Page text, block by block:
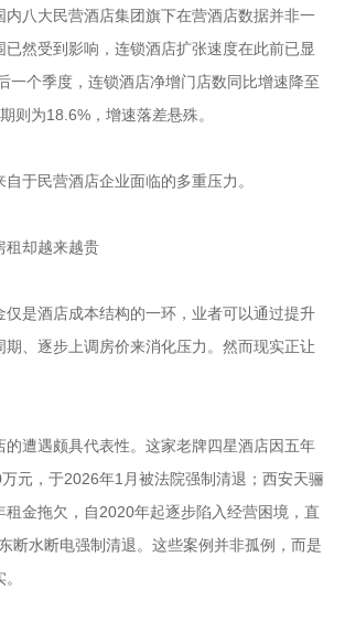
内八大民营酒店集团旗下在营酒店数据并非一
已然受到影响，连锁酒店扩张速度在此前已显
一个季度，连锁酒店净增门店数同比增速降至
则为18.6%，增速落差悬殊。
于民营酒店企业面临的多重压力。
租却越来越贵
仅是酒店成本结构的一环，业者可以通过提升
期、逐步上调房价来消化压力。然而现实正让
的遭遇颇具代表性。这家老牌四星酒店因五年
元，于2026年1月被法院强制清退；西安天骊
租金拖欠，自2020年起逐步陷入经营困境，直
断水断电强制清退。这些案例并非孤例，而是